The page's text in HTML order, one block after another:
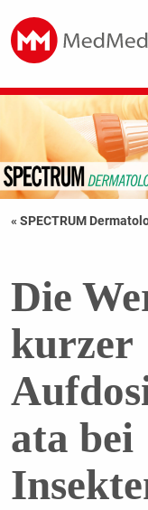
« SPECTRUM
Die
kurzer
ata bei